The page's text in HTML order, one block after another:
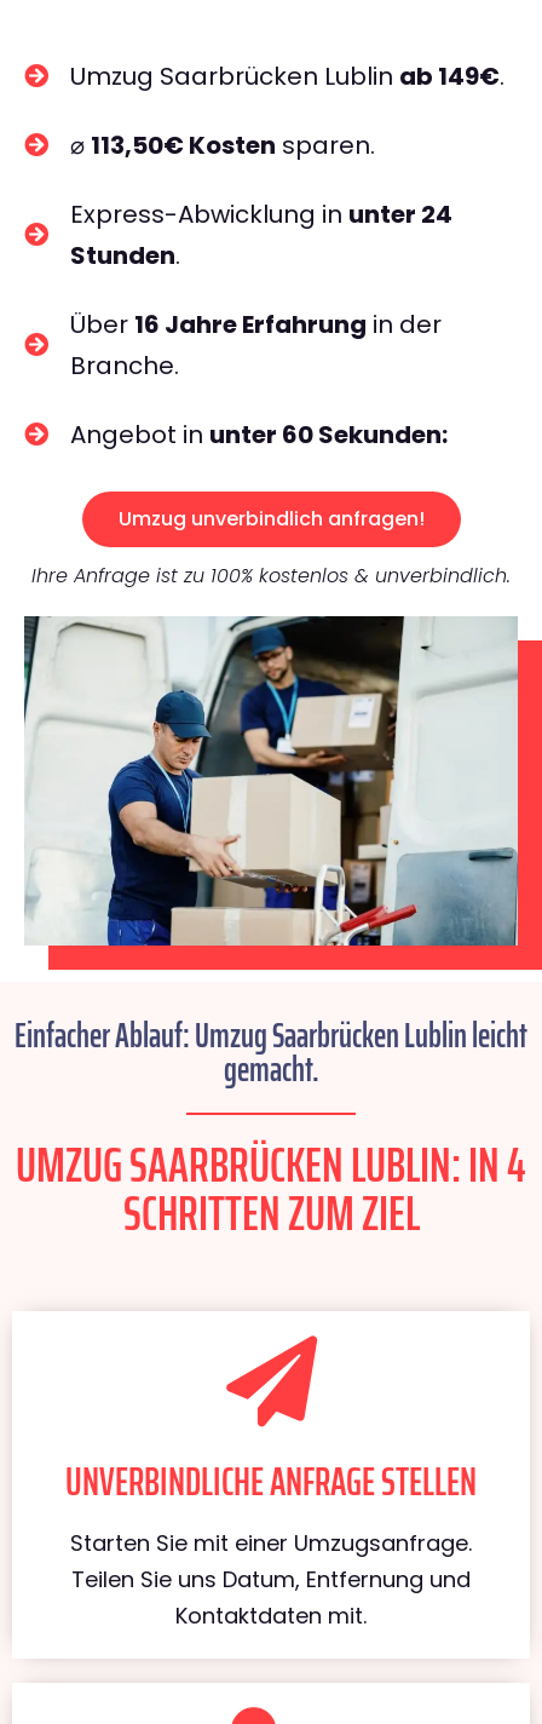
Umzug Saarbrücken Lublin ab 149€.
⌀ 113,50€ Kosten sparen.
Express-Abwicklung in unter 24
Stunden.
Über 16 Jahre Erfahrung in der
Branche.
Angebot in unter 60 Sekunden:
Umzug unverbindlich anfragen!
Ihre Anfrage ist zu 100% kostenlos & unverbindlich.
Einfacher Ablauf: Umzug Saarbrücken Lublin leicht
gemacht.
UMZUG SAARBRÜCKEN LUBLIN: IN 4
SCHRITTEN ZUM ZIEL
UNVERBINDLICHE ANFRAGE STELLEN
Starten Sie mit einer Umzugsanfrage.
Teilen Sie uns Datum, Entfernung und
Kontaktdaten mit.